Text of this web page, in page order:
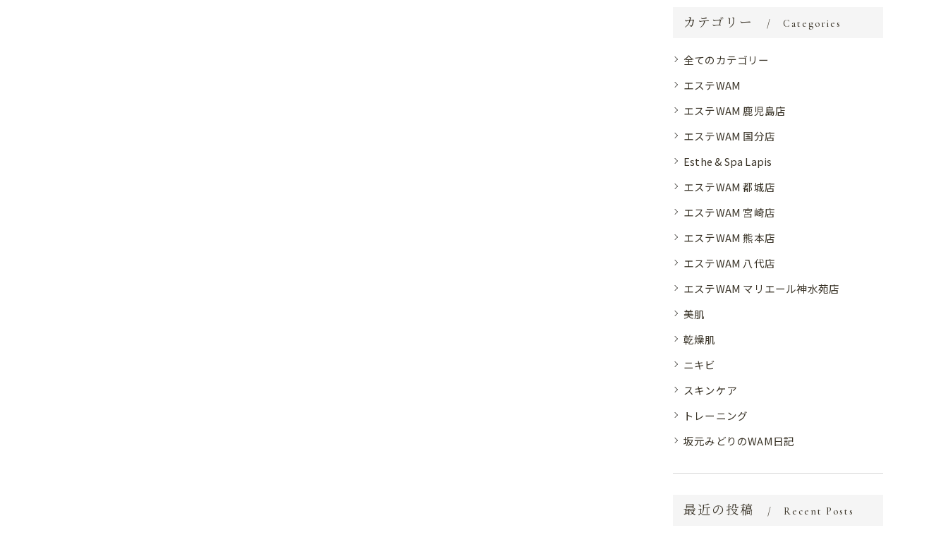
カテゴリー Categories
全てのカテゴリー
エステWAM
エステWAM 鹿児島店
エステWAM 国分店
Esthe & Spa Lapis
エステWAM 都城店
エステWAM 宮崎店
エステWAM 熊本店
エステWAM 八代店
エステWAM マリエール神水苑店
美肌
乾燥肌
ニキビ
スキンケア
トレーニング
坂元みどりのWAM日記
最近の投稿 Recent Posts